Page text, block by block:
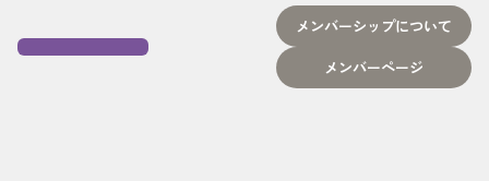
メンバーシップについて
メンバーページ